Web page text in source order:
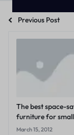
Previous Post
The best space-
furniture for
March 15, 2012